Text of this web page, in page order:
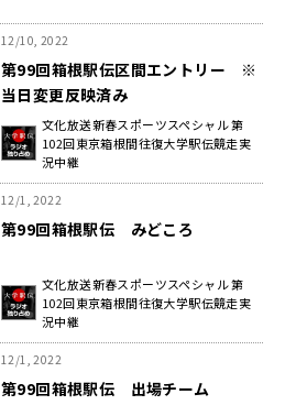
12/10, 2022
第99回箱根駅伝区間エントリー ※
当日変更反映済み
文化放送新春スポーツスペシャル 第
102回東京箱根間往復大学駅伝競走実
況中継
12/1, 2022
第99回箱根駅伝 みどころ
文化放送新春スポーツスペシャル 第
102回東京箱根間往復大学駅伝競走実
況中継
12/1, 2022
第99回箱根駅伝 出場チーム